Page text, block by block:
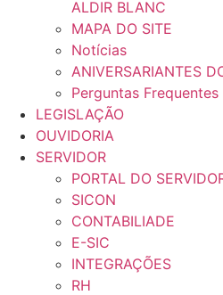
ALDIR BLANC
MAPA DO SITE
Notícias
ANIVERSARIANTES
Perguntas Frequentes
LEGISLAÇÃO
OUVIDORIA
SERVIDOR
PORTAL DO
SICON
CONTABILIADE
E-SIC
INTEGRAÇÕES
RH